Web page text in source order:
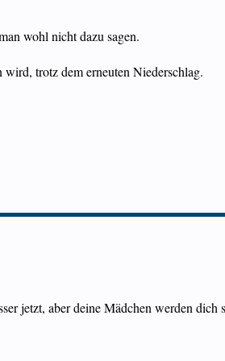
wohl nicht dazu sagen.
trotz dem erneuten Niederschlag.
jetzt, aber deine Mädchen werden dich